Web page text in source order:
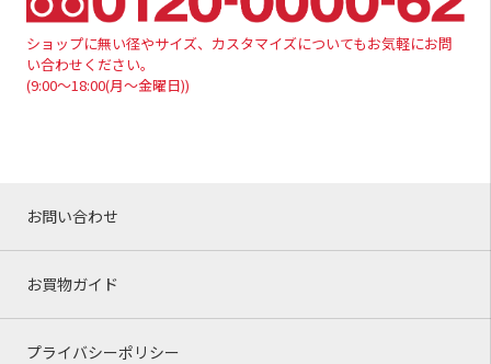
ショップに無い径やサイズ、カスタマイズについてもお気軽にお問
い合わせください。
(9:00～18:00(月～金曜日))
お問い合わせ
お買物ガイド
プライバシーポリシー